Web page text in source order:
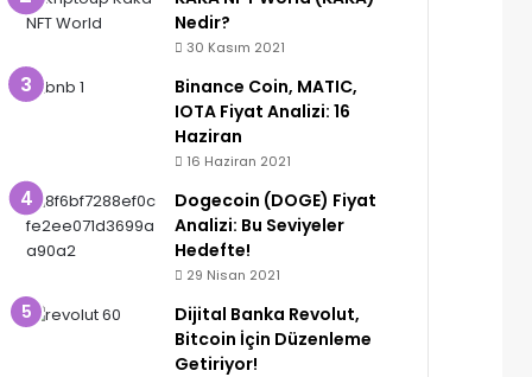
t
Nedir?
30 Kasım 2021
Binance Coin, MATIC,
IOTA Fiyat Analizi: 16
Haziran
16 Haziran 2021
Dogecoin (DOGE) Fiyat
Analizi: Bu Seviyeler
Hedefte!
29 Nisan 2021
Dijital Banka Revolut,
Bitcoin İçin Düzenleme
Getiriyor!